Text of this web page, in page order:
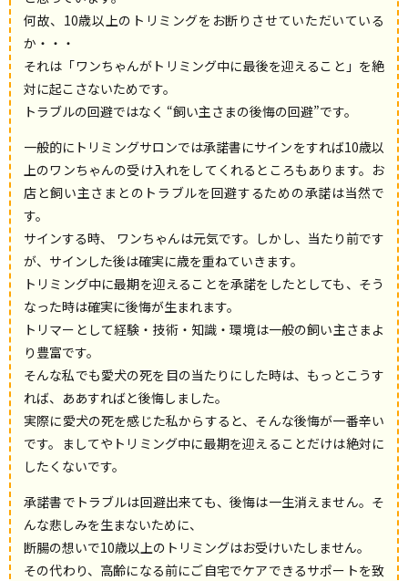
何故、10歳以上のトリミングをお断りさせていただいている
か・・・
それは「ワンちゃんがトリミング中に最後を迎えること」を絶
対に起こさないためです。
トラブルの回避ではなく “飼い主さまの後悔の回避”です。
一般的にトリミングサロンでは承諾書にサインをすれば10歳以
上のワンちゃんの受け入れをしてくれるところもあります。お
店と飼い主さまとのトラブルを回避するための承諾は当然で
す。
サインする時、 ワンちゃんは元気です。しかし、当たり前です
が、サインした後は確実に歳を重ねていきます。
トリミング中に最期を迎えることを承諾をしたとしても、そう
なった時は確実に後悔が生まれます。
トリマーとして経験・技術・知識・環境は一般の飼い主さまよ
り豊富です。
そんな私でも愛犬の死を目の当たりにした時は、もっとこうす
れば、ああすればと後悔しました。
実際に愛犬の死を感じた私からすると、そんな後悔が一番辛い
です。ましてやトリミング中に最期を迎えることだけは絶対に
したくないです。
承諾書でトラブルは回避出来ても、後悔は一生消えません。そ
んな悲しみを生まないために、
断腸の想いで10歳以上のトリミングはお受けいたしません。
その代わり、高齢になる前にご自宅でケアできるサポートを致